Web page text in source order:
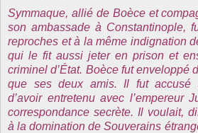
Symmaque, allié de Boèce et
son ambassade à Constantinople,
reproches et à la même indignation
qui le fit aussi jeter en prison et
criminel d’État. Boèce fut enveloppé
que ses deux amis. Il fut accusé
d’avoir entretenu avec l’empereur
correspondance secrète. Il voulait,
à la domination de Souverains